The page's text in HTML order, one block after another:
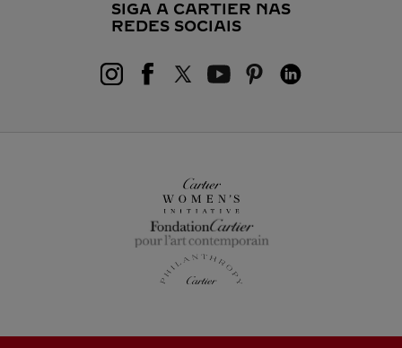
SIGA A CARTIER NAS
REDES SOCIAIS